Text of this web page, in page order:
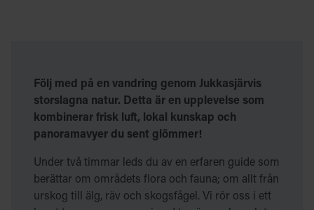
Följ med på en vandring genom Jukkasjärvis
storslagna natur. Detta är en upplevelse som
kombinerar frisk luft, lokal kunskap och
panoramavyer du sent glömmer!
Under två timmar leds du av en erfaren guide som
berättar om områdets flora och fauna; om allt från
urskog till älg, räv och skogsfågel. Vi rör oss i ett